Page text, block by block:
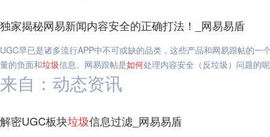
独家揭秘网易新闻内容安全的正确打法！_网易易盾
UGC早已是诸多流行APP中不可或缺的品类，这些产品和网易跟帖的一
量的负面和垃圾信息。网易跟帖是如何处理内容安全（反垃圾）问题的
来自：动态资讯
解密UGC板块垃圾信息过滤_网易易盾